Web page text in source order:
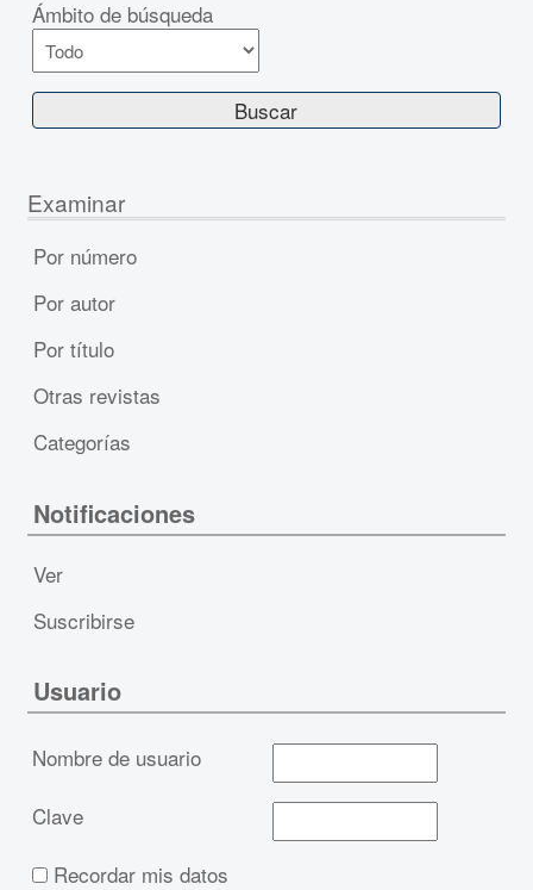
Ámbito de búsqueda
Examinar
Por número
Por autor
Por título
Otras revistas
Categorías
Notificaciones
Ver
Suscribirse
Usuario
Nombre de usuario
Clave
Recordar mis datos